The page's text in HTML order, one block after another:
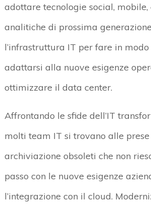
adottare tecnologie social, mobile,
analitiche di prossima
l’infrastruttura IT per fare in modo
adattarsi alla nuove esigenze
ottimizzare il data center.
Affrontando le sfide dell’IT
molti team IT si trovano alle
archiviazione obsoleti che non
passo con le nuove esigenze
l’integrazione con il cloud.